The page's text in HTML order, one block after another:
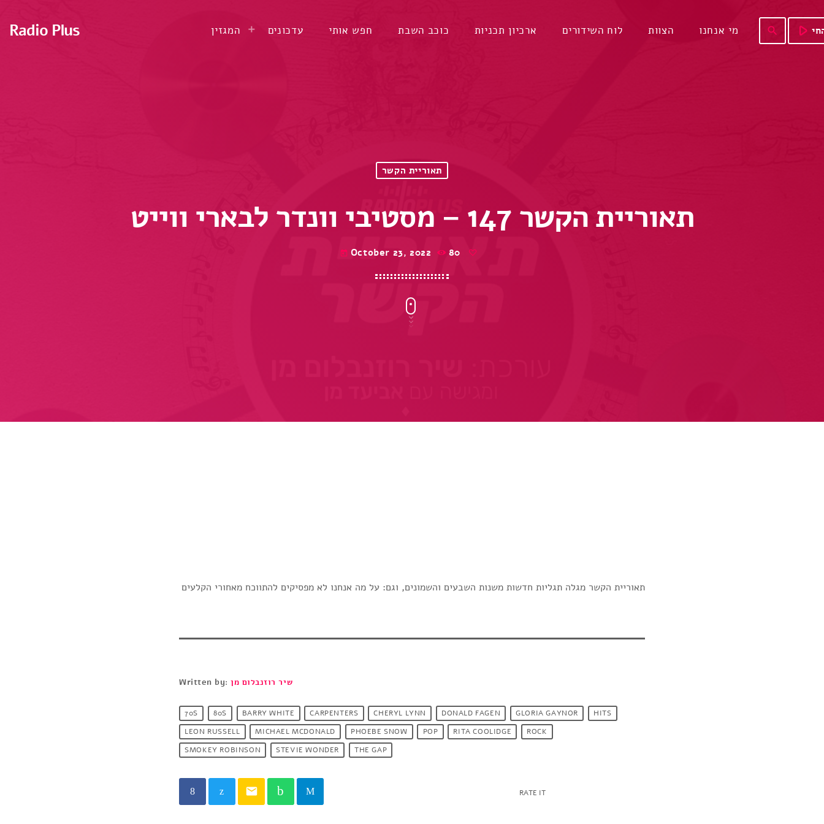
Radio Plus המגזין עדכונים חפש אותי כוכב השבת ארכיון תכניות לוח השידורים הצוות מי אנחנו search play_arrow
תאוריית הקשר
תאוריית הקשר 147 – מסטיבי וונדר לבארי ווייט
today October 23, 2022 80
תאוריית הקשר מגלה תגליות חדשות משנות השבעים והשמונים, וגם: על מה אנחנו לא מפסיקים להתווכח מאחורי הקלעים
Written by:שיר רוזנבלום מן
70S 80S BARRY WHITE CARPENTERS CHERYL LYNN DONALD FAGEN GLORIA GAYNOR
HITS
LEON RUSSELL
MICHAEL MCDONALD PHOEBE SNOW POP RITA COOLIDGE
ROCK
SMOKEY ROBINSON
STEVIE WONDER THE GAP
email RATE IT